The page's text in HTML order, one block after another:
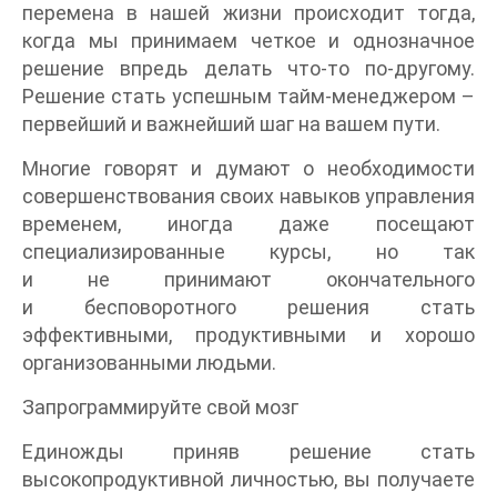
перемена в нашей жизни происходит тогда,
когда мы принимаем четкое и однозначное
решение впредь делать что-то по-другому.
Решение стать успешным тайм-менеджером –
первейший и важнейший шаг на вашем пути.
Многие говорят и думают о необходимости
совершенствования своих навыков управления
временем, иногда даже посещают
специализированные курсы, но так
и не принимают окончательного
и бесповоротного решения стать
эффективными, продуктивными и хорошо
организованными людьми.
Запрограммируйте свой мозг
Единожды приняв решение стать
высокопродуктивной личностью, вы получаете